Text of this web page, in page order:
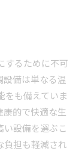
するために不可
備は単なる温
をも備えていま
的で快適な生
設備を選ぶこ
負担も軽減され